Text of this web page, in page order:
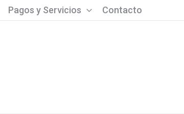
Pagos y Servicios Contacto